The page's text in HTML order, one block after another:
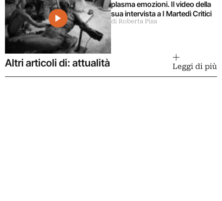
plasma emozioni. Il video della
sua intervista a I Martedì Critici
di Roberta Pisa
Altri articoli di: attualità Leggi di più